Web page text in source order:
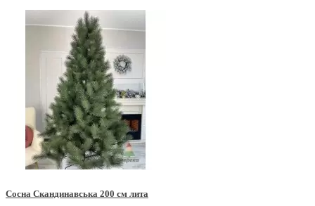
Сосна Скандинавська 200 см лита